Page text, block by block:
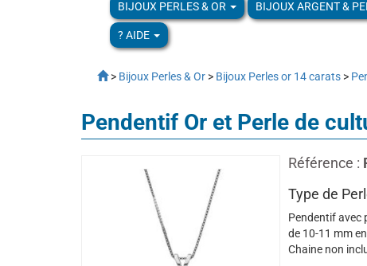
BIJOUX PERLES & OR BIJOUX ARGENT &
? AIDE
> Bijoux Perles & Or > Bijoux Perles or 14 carats >
Pendentif Or et Perle de
Référence :
Type de
Pendentif avec
de 10-11 mm
Chaine non